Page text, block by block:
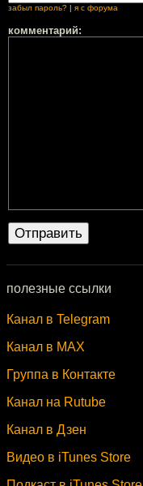
забыл пароль? я с форума
комментарий:
полезные ссылки
Канал в Telegram
Канал в MAX
Группа в Контакте
Канал на Rutube
Канал в Дзен
Видео в iTunes Store